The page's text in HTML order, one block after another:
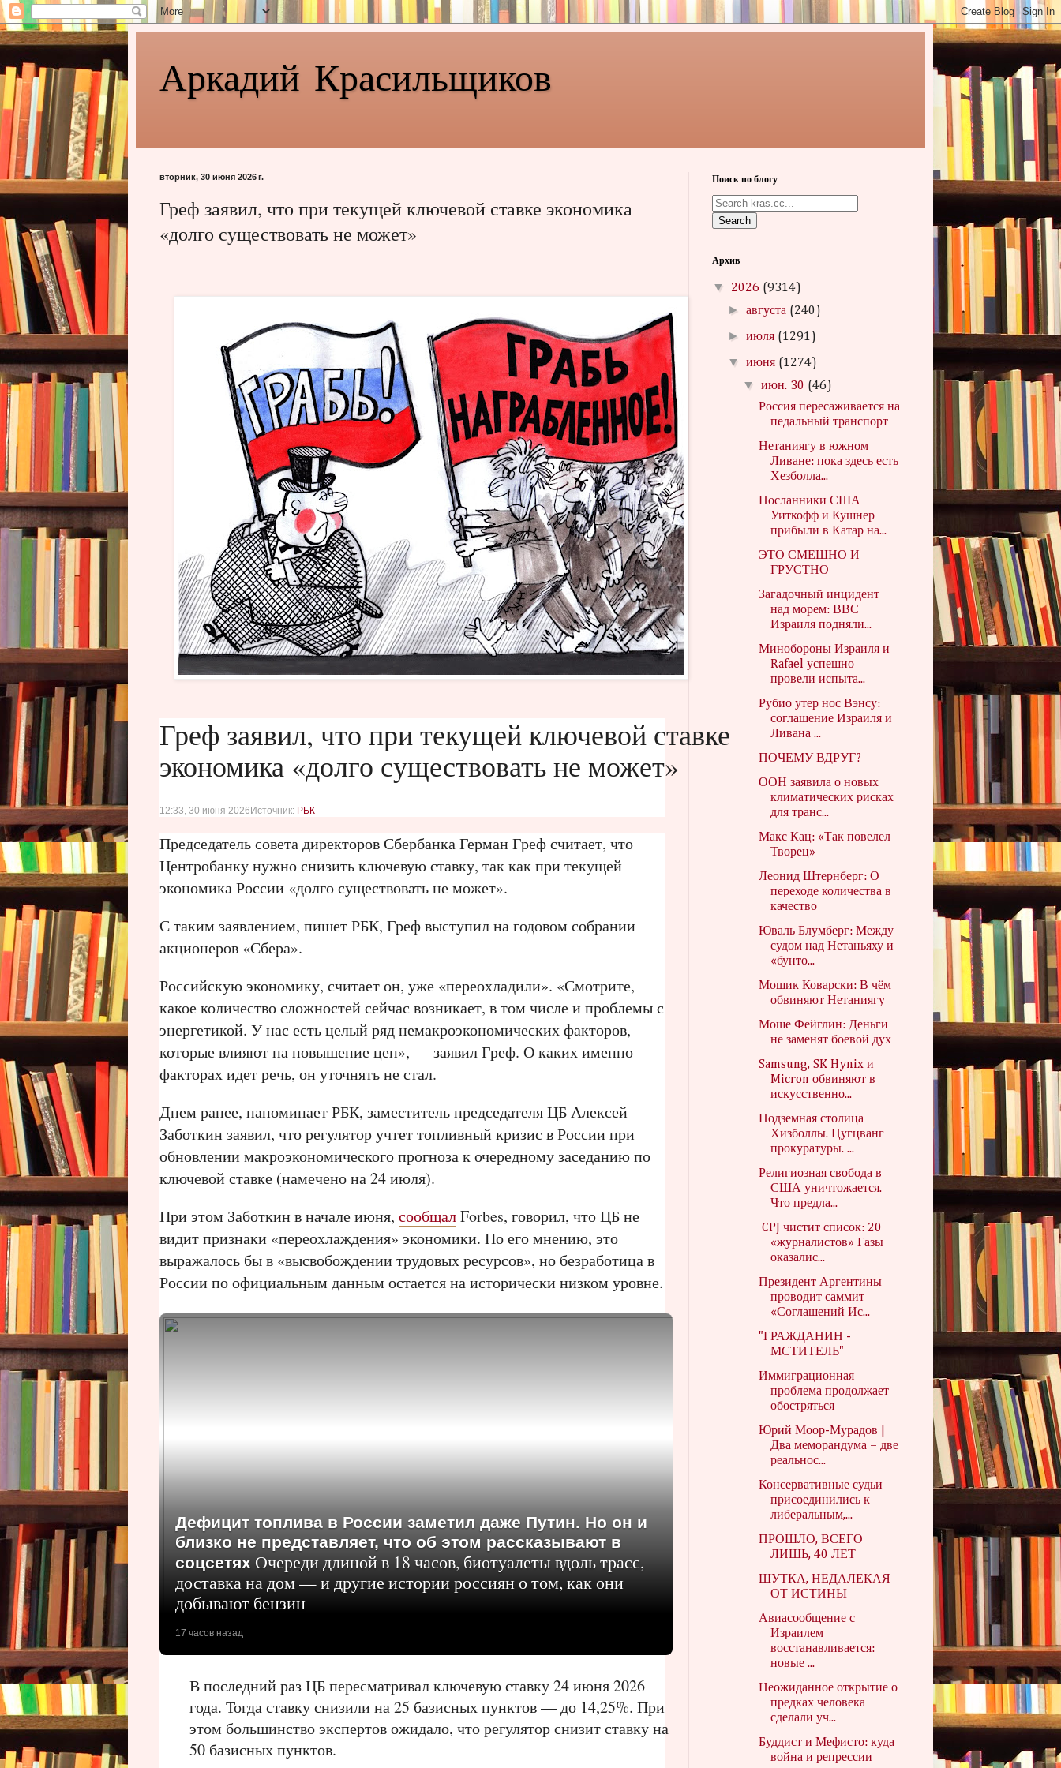
Аркадий Красильщиков
вторник, 30 июня 2026 г.
Греф заявил, что при текущей ключевой ставке экономика
«долго существовать не может»
Греф заявил, что при текущей ключевой ставке
экономика «долго существовать не может»
12:33, 30 июня 2026Источник: РБК
Председатель совета директоров Сбербанка Герман Греф считает, что
Центробанку нужно снизить ключевую ставку, так как при текущей
экономика России «долго существовать не может».
С таким заявлением, пишет РБК, Греф выступил на годовом собрании
акционеров «Сбера».
Российскую экономику, считает он, уже «переохладили». «Смотрите,
какое количество сложностей сейчас возникает, в том числе и проблемы с
энергетикой. У нас есть целый ряд немакроэкономических факторов,
которые влияют на повышение цен», — заявил Греф. О каких именно
факторах идет речь, он уточнять не стал.
Днем ранее, напоминает РБК, заместитель председателя ЦБ Алексей
Заботкин заявил, что регулятор учтет топливный кризис в России при
обновлении макроэкономического прогноза к очередному заседанию по
ключевой ставке (намечено на 24 июля).
При этом Заботкин в начале июня, сообщалForbes, говорил, что ЦБ не
видит признаки «переохлаждения» экономики. По его мнению, это
выражалось бы в «высвобождении трудовых ресурсов», но безработица в
России по официальным данным остается на исторически низком уровне.
Дефицит топлива в России заметил даже Путин. Но он и
близко не представляет, что об этом рассказывают в
соцсетях Очереди длиной в 18 часов, биотуалеты вдоль трасс,
доставка на дом — и другие истории россиян о том, как они
добывают бензин
17 часов назад
В последний раз ЦБ пересматривал ключевую ставку 24 июня 2026
года. Тогда ставку снизили на 25 базисных пунктов — до 14,25%. При
этом большинство экспертов ожидало, что регулятор снизит ставку на
50 базисных пунктов.
Поиск по блогу
Search
Архив
▼ 2026 (9314)
►августа (240)
►июля (1291)
▼июня (1274)
▼июн. 30 (46)
Россия пересаживается на
педальный транспорт
Нетаниягу в южном
Ливане: пока здесь есть
Хезболла...
Посланники США
Уиткофф и Кушнер
прибыли в Катар на...
ЭТО СМЕШНО И
ГРУСТНО
Загадочный инцидент
над морем: ВВС
Израиля подняли...
Минобороны Израиля и
Rafael успешно
провели испыта...
Рубио утер нос Вэнсу:
соглашение Израиля и
Ливана ...
ПОЧЕМУ ВДРУГ?
ООН заявила о новых
климатических рисках
для транс...
Макс Кац: «Так повелел
Творец»
Леонид Штернберг: О
переходе количества в
качество
Юваль Блумберг: Между
судом над Нетаньяху и
«бунто...
Мошик Коварски: В чём
обвиняют Нетаниягу
Моше Фейглин: Деньги
не заменят боевой дух
Samsung, SK Hynix и
Micron обвиняют в
искусственно...
Подземная столица
Хизболлы. Цугцванг
прокуратуры. ...
Религиозная свобода в
США уничтожается.
Что предла...
CPJ чистит список: 20
«журналистов» Газы
оказалис...
Президент Аргентины
проводит саммит
«Соглашений Ис...
"ГРАЖДАНИН -
МСТИТЕЛЬ"
Иммиграционная
проблема продолжает
обостряться
Юрий Моор-Мурадов |
Два меморандума – две
реальнос...
Консервативные судьи
присоединились к
либеральным,...
ПРОШЛО, ВСЕГО
ЛИШЬ, 40 ЛЕТ
ШУТКА, НЕДАЛЕКАЯ
ОТ ИСТИНЫ
Авиасообщение с
Израилем
восстанавливается:
новые ...
Неожиданное открытие о
предках человека
сделали уч...
Буддист и Мефисто: куда
война и репрессии